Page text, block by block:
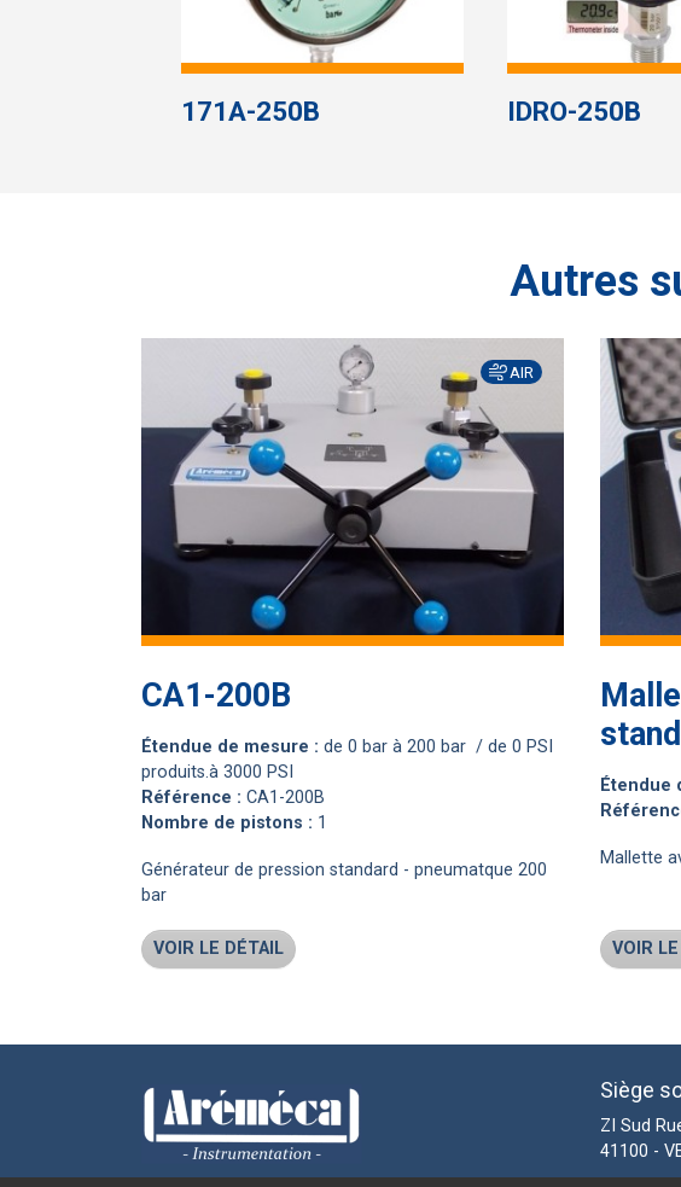
171A-250B IDRO-250B
autres
AIR
CA1-200B
étendue de mesure : de 0 bar à 200 bar / de 0 PSI
produits.à 3000 PSI
référence : CA1-200B
nombre de pistons : 1
Générateur de pression standard - pneumatque 200
bar
VOIR LE DÉTAIL
Mallette avec 17 raccords
étendue
Mallette
VOIR
Siège
ZI Sud
41100 -